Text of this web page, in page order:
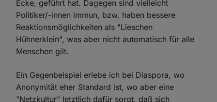
Ecke, geführt hat. Dagegen sind vielleicht
Politiker/-innen immun, bzw. haben bessere
Reaktionsmöglichkeiten als "Lieschen
Hühnerklein", was aber nicht automatisch für alle
Menschen gilt.
Ein Gegenbeispiel erlebe ich bei Diaspora, wo
Anonymität eher Standard ist, wo aber eine
"Netzkultur" letztlich dafür sorgt, daß sich